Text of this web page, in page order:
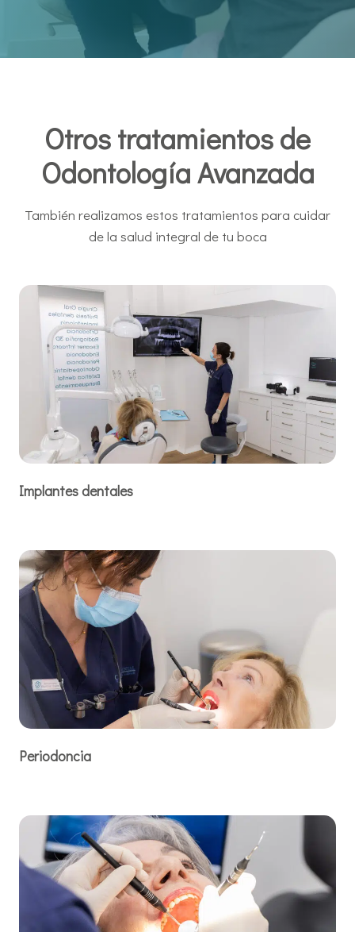
Otros tratamientos de
Odontología Avanzada
También realizamos estos tratamientos para cuidar
de la salud integral de tu boca
Implantes dentales
Periodoncia